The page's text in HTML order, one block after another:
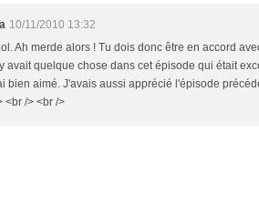
10/11/2010 13:32
Ah merde alors ! Tu dois donc être en accord
avait quelque chose dans cet épisode qui était
bien aimé. J'avais aussi apprécié l'épisode
<br /> <br />